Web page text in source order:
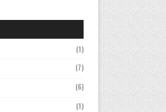
(1)
(7)
(6)
(1)